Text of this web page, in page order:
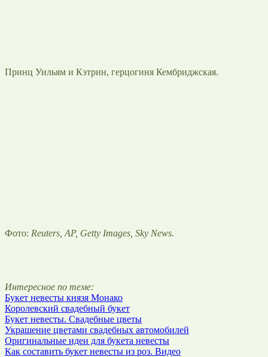
Принц Уильям и Кэтрин, герцогиня Кембриджская.
Фото: Reuters, AP, Getty Images, Sky News.
Интересное по теме:
Букет невесты князя Монако
Королевский свадебный букет
Букет невесты. Свадебные цветы
Украшение цветами свадебных автомобилей
Оригинальные идеи для букета невесты
Как составить букет невесты из роз. Видео